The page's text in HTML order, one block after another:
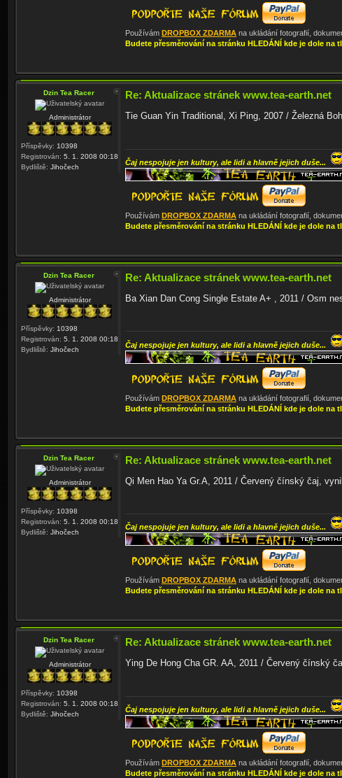
Používám DROPBOX ZDARMA na ukládání fotografií,
Budete přesměrování na stránku HLEDÁNÍ kde je dole na
Dzin Tea Racer
Administrátor
Příspěvky: 10398
Registrován: 5. 1. 2008 00:18
Bydliště: Jihočech
Re: Aktualizace stránek www.tea-earth.net
Tie Guan Yin Traditional, Xi Ping, 2007 / Železná
Čaj nespojuje jen kultury, ale lidi a hlavně jejich duše...
Používám DROPBOX ZDARMA na ukládání fotografií,
Budete přesměrování na stránku HLEDÁNÍ kde je dole na
Dzin Tea Racer
Administrátor
Příspěvky: 10398
Registrován: 5. 1. 2008 00:18
Bydliště: Jihočech
Re: Aktualizace stránek www.tea-earth.net
Ba Xian Dan Cong Single Estate A+ , 2011 / Osm
Čaj nespojuje jen kultury, ale lidi a hlavně jejich duše...
Používám DROPBOX ZDARMA na ukládání fotografií,
Budete přesměrování na stránku HLEDÁNÍ kde je dole na
Dzin Tea Racer
Administrátor
Příspěvky: 10398
Registrován: 5. 1. 2008 00:18
Bydliště: Jihočech
Re: Aktualizace stránek www.tea-earth.net
Qi Men Hao Ya Gr.A, 2011 / Červený čínský čaj,
Čaj nespojuje jen kultury, ale lidi a hlavně jejich duše...
Používám DROPBOX ZDARMA na ukládání fotografií,
Budete přesměrování na stránku HLEDÁNÍ kde je dole na
Dzin Tea Racer
Administrátor
Příspěvky: 10398
Registrován: 5. 1. 2008 00:18
Bydliště: Jihočech
Re: Aktualizace stránek www.tea-earth.net
Ying De Hong Cha GR. AA, 2011 / Červený čínský
Čaj nespojuje jen kultury, ale lidi a hlavně jejich duše...
Používám DROPBOX ZDARMA na ukládání fotografií,
Budete přesměrování na stránku HLEDÁNÍ kde je dole na